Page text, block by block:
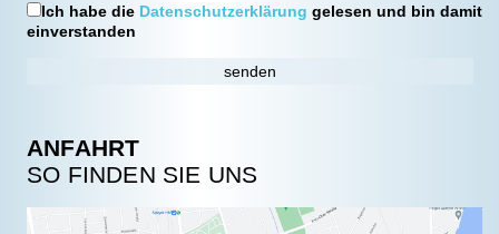
Ich habe die Datenschutzerklärung gelesen und bin damit
einverstanden
ANFAHRT
SO FINDEN SIE UNS